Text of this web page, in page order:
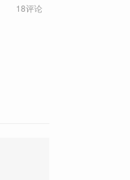
18评论